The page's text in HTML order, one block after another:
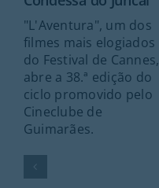
"L'Aventura", um dos
filmes mais elogiados
do Festival de Cannes,
abre a 38.ª edição do
ciclo promovido pelo
Cineclube de
Guimarães.